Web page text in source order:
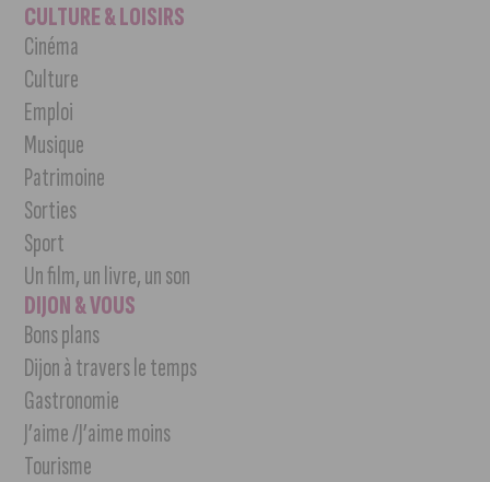
CULTURE & LOISIRS
Cinéma
Culture
Emploi
Musique
Patrimoine
Sorties
Sport
Un film, un livre, un son
DIJON & VOUS
Bons plans
Dijon à travers le temps
Gastronomie
J’aime /J’aime moins
Tourisme